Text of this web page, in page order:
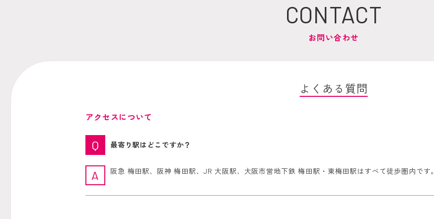
CONTACT
お問い合わせ
よくある質問
アクセスについて
最寄り駅はどこですか？
阪急 梅田駅、阪神 梅田駅、JR 大阪駅、大阪市営地下鉄 梅田駅・東梅田駅はすべて徒歩圏内です。